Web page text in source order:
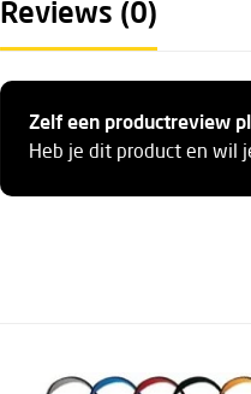
Reviews (0)
Zelf een productreview
Heb je dit product en wil